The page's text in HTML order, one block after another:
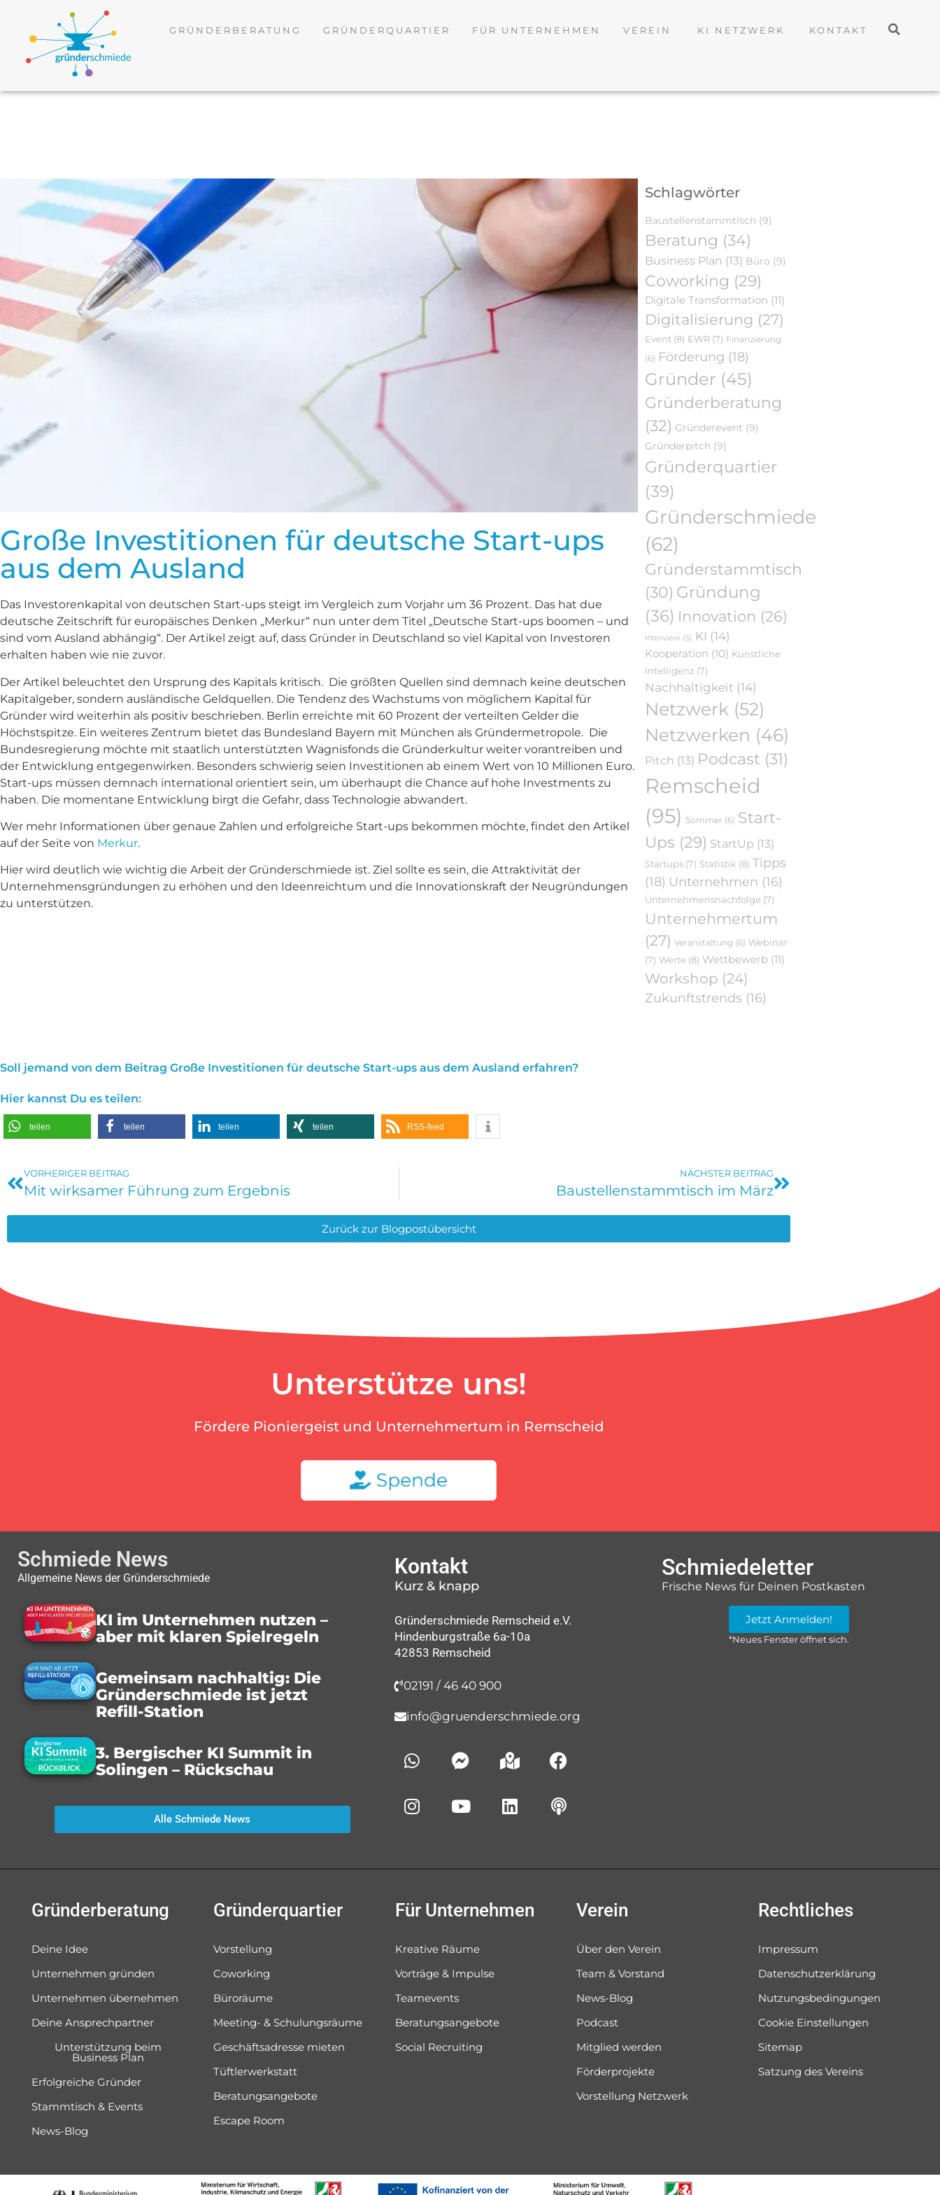
GRÜNDERBERATUNG GRÜNDERQUARTIER FÜR UNTERNEHMEN VEREIN KI NETZWERK KONTAKT
Große Investitionen für deutsche Start-ups
aus dem Ausland
Das Investorenkapital von deutschen Start-ups steigt im Vergleich zum Vorjahr um 36 Prozent. Das hat due
deutsche Zeitschrift für europäisches Denken „Merkur“ nun unter dem Titel „Deutsche Start-ups boomen – und
sind vom Ausland abhängig“. Der Artikel zeigt auf, dass Gründer in Deutschland so viel Kapital von Investoren
erhalten haben wie nie zuvor.
Der Artikel beleuchtet den Ursprung des Kapitals kritisch. Die größten Quellen sind demnach keine deutschen
Kapitalgeber, sondern ausländische Geldquellen. Die Tendenz des Wachstums von möglichem Kapital für
Gründer wird weiterhin als positiv beschrieben. Berlin erreichte mit 60 Prozent der verteilten Gelder die
Höchstspitze. Ein weiteres Zentrum bietet das Bundesland Bayern mit München als Gründermetropole. Die
Bundesregierung möchte mit staatlich unterstützten Wagnisfonds die Gründerkultur weiter vorantreiben und
der Entwicklung entgegenwirken. Besonders schwierig seien Investitionen ab einem Wert von 10 Millionen Euro.
Start-ups müssen demnach international orientiert sein, um überhaupt die Chance auf hohe Investments zu
haben. Die momentane Entwicklung birgt die Gefahr, dass Technologie abwandert.
Wer mehr Informationen über genaue Zahlen und erfolgreiche Start-ups bekommen möchte, findet den Artikel
auf der Seite von Merkur.
Hier wird deutlich wie wichtig die Arbeit der Gründerschmiede ist. Ziel sollte es sein, die Attraktivität der
Unternehmensgründungen zu erhöhen und den Ideenreichtum und die Innovationskraft der Neugründungen
zu unterstützen.
Schlagwörter
Baustellenstammtisch (9)
Beratung (34)
Business Plan (13) Büro (9)
Coworking (29)
Digitale Transformation (11)
Digitalisierung (27)
Event (8) EWR (7) Finanzierung
(6) Förderung (18)
Gründer (45)
Gründerberatung
(32) Gründerevent (9)
Gründerpitch (9)
Gründerquartier
(39)
Gründerschmiede
(62)
Gründerstammtisch
(30) Gründung
(36) Innovation (26)
Interview (5) KI (14)
Kooperation (10) Künstliche
Intelligenz (7)
Nachhaltigkeit (14)
Netzwerk (52)
Netzwerken (46)
Pitch (13) Podcast (31)
Remscheid
(95) Sommer (6) Start-
Ups (29) StartUp (13)
Startups (7) Statistik (8) Tipps
(18) Unternehmen (16)
Unternehmensnachfolge (7)
Unternehmertum
(27) Veranstaltung (6) Webinar
(7) Werte (8) Wettbewerb (11)
Workshop (24)
Zukunftstrends (16)
Soll jemand von dem Beitrag Große Investitionen für deutsche Start-ups aus dem Ausland erfahren?
Hier kannst Du es teilen:
teilen teilen teilen teilen RSS-feed
VORHERIGER BEITRAG
Mit wirksamer Führung zum Ergebnis
NÄCHSTER BEITRAG
Baustellenstammtisch im März
Zurück zur Blogpostübersicht
Unterstütze uns!
Fördere Pioniergeist und Unternehmertum in Remscheid
Schmiede News
Allgemeine News der Gründerschmiede
KI im Unternehmen nutzen –
aber mit klaren Spielregeln
Gemeinsam nachhaltig: Die
Gründerschmiede ist jetzt
Refill-Station
3. Bergischer KI Summit in
Solingen – Rückschau
Alle Schmiede News
Kontakt
Kurz & knapp
Gründerschmiede Remscheid e.V.
Hindenburgstraße 6a-10a
42853 Remscheid
02191 / 46 40 900
info@gruenderschmiede.org
Schmiedeletter
Frische News für Deinen Postkasten
Jetzt Anmelden!
*Neues Fenster öffnet sich.
Gründerberatung
Deine Idee
Unternehmen gründen
Unternehmen übernehmen
Deine Ansprechpartner
Unterstützung beim
Business Plan
Erfolgreiche Gründer
Stammtisch & Events
News-Blog
Gründerquartier
Vorstellung
Coworking
Büroräume
Meeting- & Schulungsräume
Geschäftsadresse mieten
Tüftlerwerkstatt
Beratungsangebote
Escape Room
Für Unternehmen
Kreative Räume
Vorträge & Impulse
Teamevents
Beratungsangebote
Social Recruiting
Verein
Über den Verein
Team & Vorstand
News-Blog
Podcast
Mitglied werden
Förderprojekte
Vorstellung Netzwerk
Rechtliches
Impressum
Datenschutzerklärung
Nutzungsbedingungen
Cookie Einstellungen
Sitemap
Satzung des Vereins